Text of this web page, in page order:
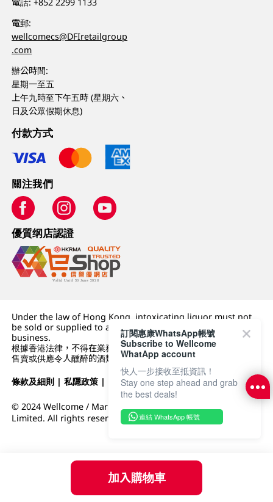
加入購物車
電郵:
wellcomecs@DFIretailgroup
.com
辦公時間:
星期一至五
上午九時至下午五時 (星期六、
日及公眾假期休息)
付款方式
關注我們
優質纲店認證
Under the law of Hong Kong, intoxicating liquor must not
be sold or supplied to a minor (under 18) in the course of
business.
根據香港法律，不得在業務過程中，向未成年人 (18 歲以下人士)
售賣或供應令人醺醉的酒類。
條款及細則 |私隱政策 | DFI零售集團
© 2024 Wellcome / Market Place. The Dairy Farm Company
Limited. All rights reserved.
訂閱惠康WhatsApp帳號
Subscribe to Wellcome
WhatApp account
快人一步接收至抵資訊！
Stay one step ahead and grab
the best deals!
連結 WhatsApp 帳號